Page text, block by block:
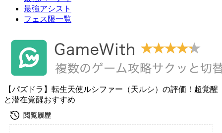
最強アシスト
フェス限一覧
【パズドラ】転生天使ルシファー（天ルシ）の評価！超覚醒
と潜在覚醒おすすめ